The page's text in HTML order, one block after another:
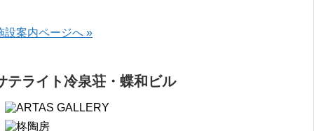
設案内ページへ »
テライト冷泉荘・蝶和ビル